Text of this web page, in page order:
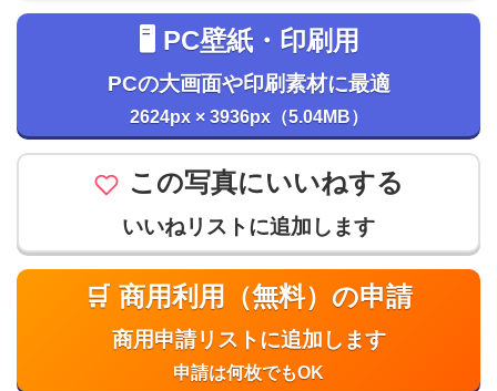
🖥️ PC壁紙・印刷用
PCの大画面や印刷素材に最適
2624px × 3936px（5.04MB）
この写真にいいねする
いいねリストに追加します
🛒 商用利用（無料）の申請
商用申請リストに追加します
申請は何枚でもOK